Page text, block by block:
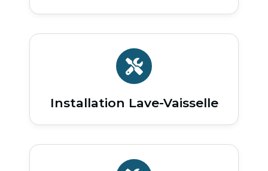
Installation Lave-Vaisselle